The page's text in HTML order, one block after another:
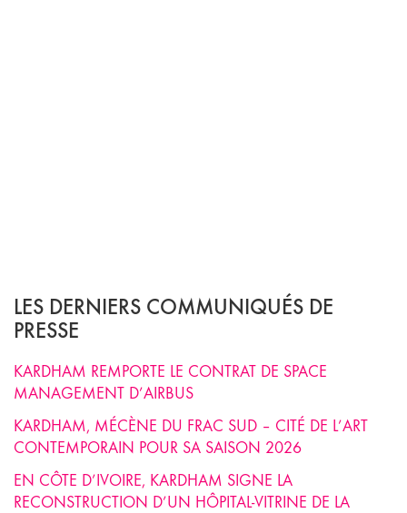
LES DERNIERS COMMUNIQUÉS DE
PRESSE
KARDHAM REMPORTE LE CONTRAT DE SPACE
MANAGEMENT D’AIRBUS
KARDHAM, MÉCÈNE DU FRAC SUD – CITÉ DE L’ART
CONTEMPORAIN POUR SA SAISON 2026
EN CÔTE D’IVOIRE, KARDHAM SIGNE LA
RECONSTRUCTION D’UN HÔPITAL-VITRINE DE LA